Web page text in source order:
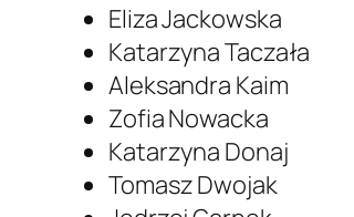
Eliza Jackowska
Katarzyna Taczała
Aleksandra Kaim
Zofia Nowacka
Katarzyna Donaj
Tomasz Dwojak